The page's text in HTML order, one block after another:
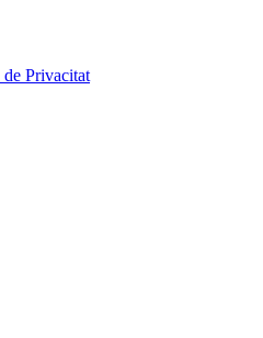
Privacitat